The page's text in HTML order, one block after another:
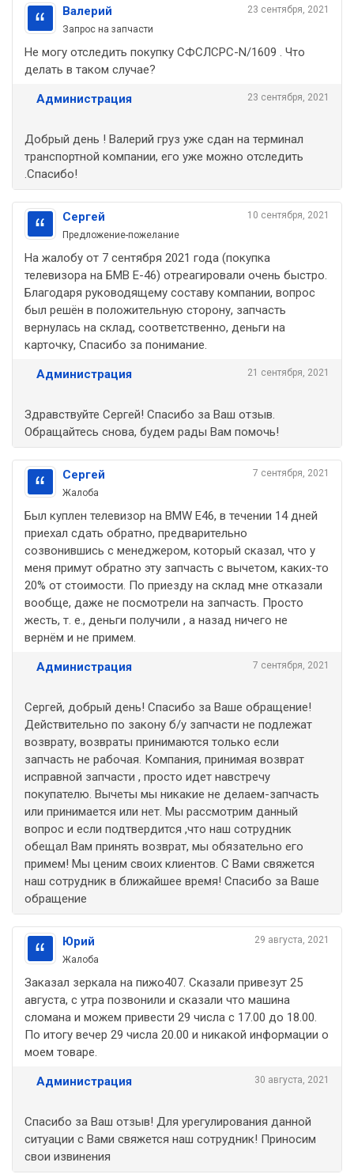
23 сентября, 2021
Валерий
Запрос на запчасти
Не могу отследить покупку СФСЛСРС-N/1609 . Что
делать в таком случае?
23 сентября, 2021
Администрация
Добрый день ! Валерий груз уже сдан на терминал
транспортной компании, его уже можно отследить
.Спасибо!
10 сентября, 2021
Сергей
Предложение-пожелание
На жалобу от 7 сентября 2021 года (покупка
телевизора на БМВ Е-46) отреагировали очень быстро.
Благодаря руководящему составу компании, вопрос
был решён в положительную сторону, запчасть
вернулась на склад, соответственно, деньги на
карточку, Спасибо за понимание.
21 сентября, 2021
Администрация
Здравствуйте Сергей! Спасибо за Ваш отзыв.
Обращайтесь снова, будем рады Вам помочь!
7 сентября, 2021
Сергей
Жалоба
Был куплен телевизор на BMW E46, в течении 14 дней
приехал сдать обратно, предварительно
созвонившись с менеджером, который сказал, что у
меня примут обратно эту запчасть с вычетом, каких-то
20% от стоимости. По приезду на склад мне отказали
вообще, даже не посмотрели на запчасть. Просто
жесть, т. е., деньги получили , а назад ничего не
вернём и не примем.
7 сентября, 2021
Администрация
Сергей, добрый день! Спасибо за Ваше обращение!
Действительно по закону б/у запчасти не подлежат
возврату, возвраты принимаются только если
запчасть не рабочая. Компания, принимая возврат
исправной запчасти , просто идет навстречу
покупателю. Вычеты мы никакие не делаем-запчасть
или принимается или нет. Мы рассмотрим данный
вопрос и если подтвердится ,что наш сотрудник
обещал Вам принять возврат, мы обязательно его
примем! Мы ценим своих клиентов. С Вами свяжется
наш сотрудник в ближайшее время! Спасибо за Ваше
обращение
29 августа, 2021
Юрий
Жалоба
Заказал зеркала на пижо407. Сказали привезут 25
августа, с утра позвонили и сказали что машина
сломана и можем привести 29 числа с 17.00 до 18.00.
По итогу вечер 29 числа 20.00 и никакой информации о
моем товаре.
30 августа, 2021
Администрация
Спасибо за Ваш отзыв! Для урегулирования данной
ситуации с Вами свяжется наш сотрудник! Приносим
свои извинения